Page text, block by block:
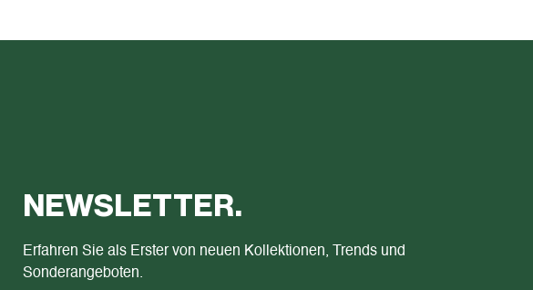
NEWSLETTER.
Erfahren Sie als Erster von neuen Kollektionen, Trends und
Sonderangeboten.